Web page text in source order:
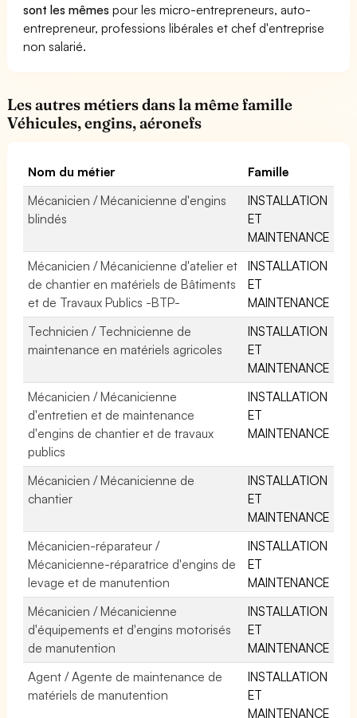
sont les mêmes pour les micro-entrepreneurs, auto-
entrepreneur, professions libérales et chef d'entreprise
non salarié.
Les autres métiers dans la même famille
Véhicules, engins, aéronefs
Nom du métier
Famille
Mécanicien / Mécanicienne d'engins
blindés
INSTALLATION
ET
MAINTENANCE
Mécanicien / Mécanicienne d'atelier et
de chantier en matériels de Bâtiments
et de Travaux Publics -BTP-
INSTALLATION
ET
MAINTENANCE
Technicien / Technicienne de
maintenance en matériels agricoles
INSTALLATION
ET
MAINTENANCE
Mécanicien / Mécanicienne
d'entretien et de maintenance
d'engins de chantier et de travaux
publics
INSTALLATION
ET
MAINTENANCE
Mécanicien / Mécanicienne de
chantier
INSTALLATION
ET
MAINTENANCE
Mécanicien-réparateur /
Mécanicienne-réparatrice d'engins de
levage et de manutention
INSTALLATION
ET
MAINTENANCE
Mécanicien / Mécanicienne
d'équipements et d'engins motorisés
de manutention
INSTALLATION
ET
MAINTENANCE
Agent / Agente de maintenance de
matériels de manutention
INSTALLATION
ET
MAINTENANCE